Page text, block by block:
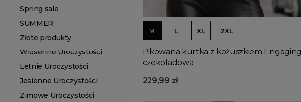
Spring sale
SUMMER
Złote produkty
Wiosenne Uroczystości
Letnie Uroczystości
Jesienne Uroczystości
Zimowe Uroczystości
M L XL 2XL
Pikowana kurtka z kożuszkiem Engaging
czekoladowa
229,99 zł